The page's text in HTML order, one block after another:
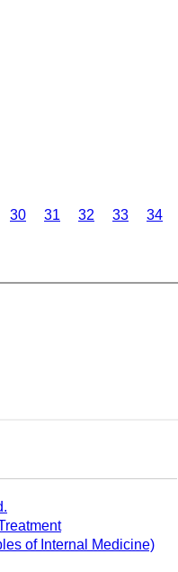
Page
30 Page
31 Page
32 Page
33 Page
34
of Internal Medicine)